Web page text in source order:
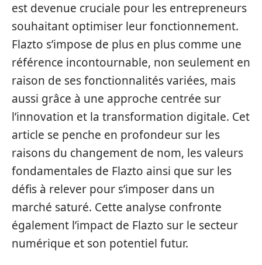
est devenue cruciale pour les entrepreneurs
souhaitant optimiser leur fonctionnement.
Flazto s’impose de plus en plus comme une
référence incontournable, non seulement en
raison de ses fonctionnalités variées, mais
aussi grâce à une approche centrée sur
l’innovation et la transformation digitale. Cet
article se penche en profondeur sur les
raisons du changement de nom, les valeurs
fondamentales de Flazto ainsi que sur les
défis à relever pour s’imposer dans un
marché saturé. Cette analyse confronte
également l’impact de Flazto sur le secteur
numérique et son potentiel futur.